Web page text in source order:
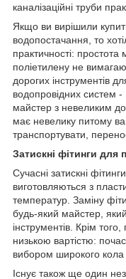
каналізаційні труби
Якщо ви вирішили
водопостачання, то
практичності:
поліетилену не
дорогих інструментів
водопровідних систем -
майстер з невеликим
має невелику питому
транспортувати,
Затискні фітинги для
Сучасні затискні
виготовляються з
температур. Заміну
будь-який майстер,
інструментів. Крім того,
низькою вартістю:
вибором широкого кола
Існує також ще один